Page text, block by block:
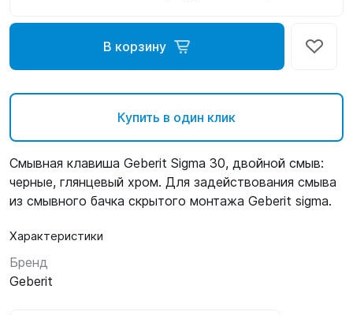
В корзину
Купить в один клик
Смывная клавиша Geberit Sigma 30, двойной смыв:
черные, глянцевый хром. Для задействования смыва
из смывного бачка скрытого монтажа Geberit sigma.
Характеристики
Бренд
Geberit